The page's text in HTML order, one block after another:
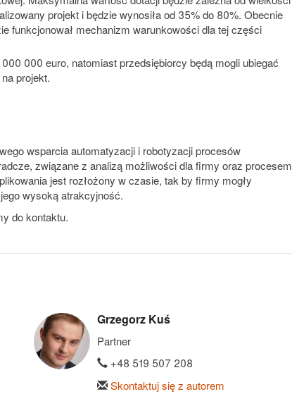
projekt i będzie wynosiłaod 35% do 80%. Obecnie
funkcjonował mechanizm warunkowości dla tej części
000 000 euro, natomiast przedsiębiorcy będą mogli ubiegać
na projekt.
wsparcia automatyzacji i robotyzacji procesów
związane z analizą możliwości dla firmy oraz procesem
jest rozłożony w czasie, tak by firmy mogły
wysoką atrakcyjność.
do kontaktu.
Grzegorz Kuś
Partner
+48 519 507 208
Skontaktuj się z autorem